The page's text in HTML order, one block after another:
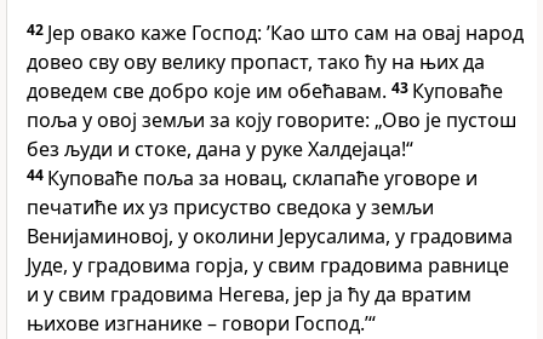
42 Јер овако каже Господ: ’Као што сам на овај народ
довео сву ову велику пропаст, тако ћу на њих да
доведем све добро које им обећавам. 43 Куповаће
поља у овој земљи за коју говорите: „Ово је пустош
без људи и стоке, дана у руке Халдејаца!“
44 Куповаће поља за новац, склапаће уговоре и
печатиће их уз присуство сведока у земљи
Венијаминовој, у околини Јерусалима, у градовима
Јуде, у градовима горја, у свим градовима равнице
и у свим градовима Негева, јер ја ћу да вратим
њихове изгнанике – говори Господ.’“